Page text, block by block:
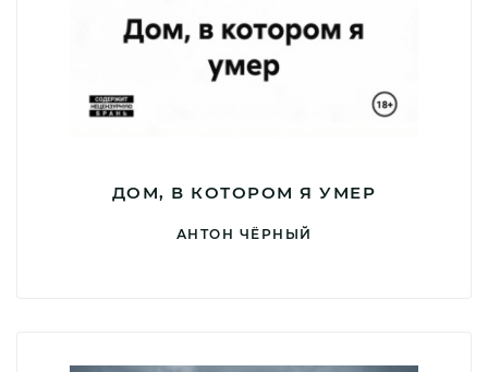
ДОМ, В КОТОРОМ Я УМЕР
АНТОН ЧЁРНЫЙ